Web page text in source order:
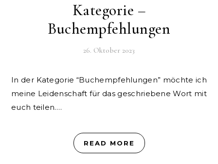
Kategorie –
Buchempfehlungen
26. Oktober 2023
In der Kategorie “Buchempfehlungen” möchte ich
meine Leidenschaft für das geschriebene Wort mit
euch teilen.…
READ MORE